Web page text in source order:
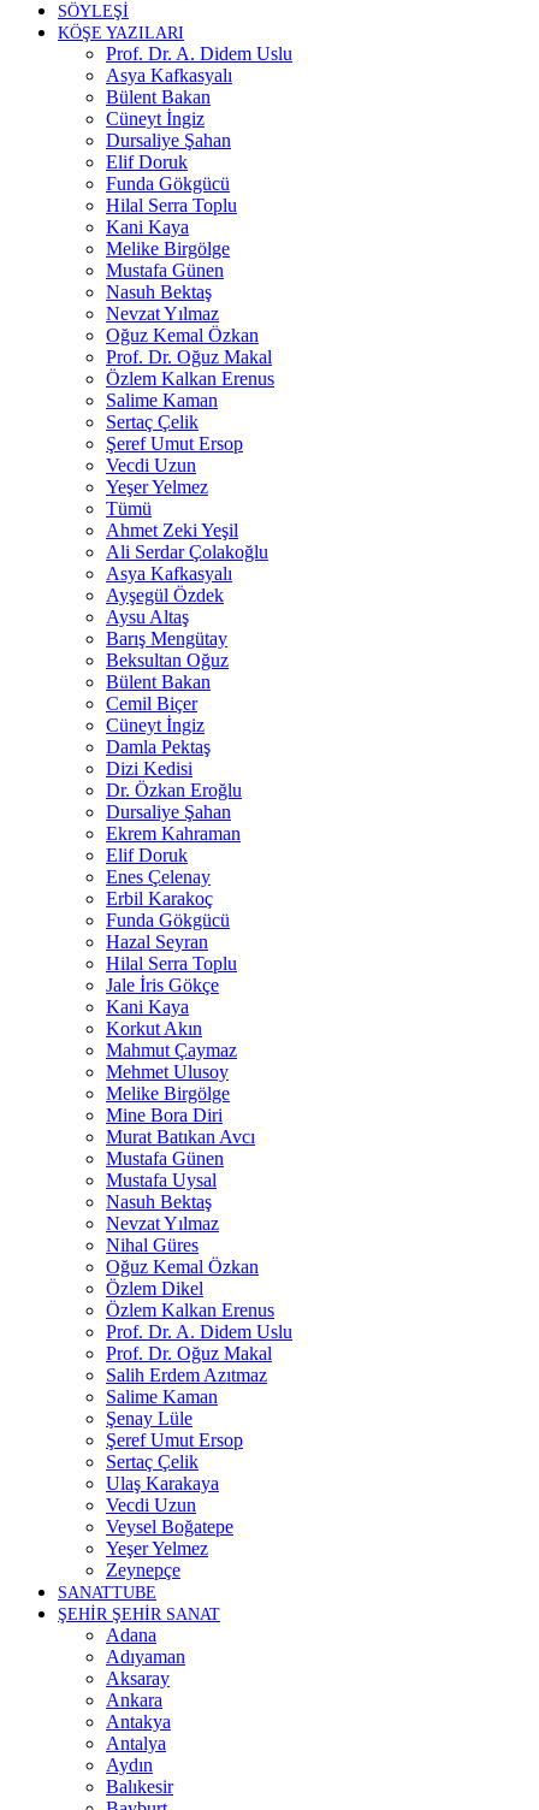
SÖYLEŞİ
KÖŞE YAZILARI
Prof. Dr. A. Didem Uslu
Asya Kafkasyalı
Bülent Bakan
Cüneyt İngiz
Dursaliye Şahan
Elif Doruk
Funda Gökgücü
Hilal Serra Toplu
Kani Kaya
Melike Birgölge
Mustafa Günen
Nasuh Bektaş
Nevzat Yılmaz
Oğuz Kemal Özkan
Prof. Dr. Oğuz Makal
Özlem Kalkan Erenus
Salime Kaman
Sertaç Çelik
Şeref Umut Ersop
Vecdi Uzun
Yeşer Yelmez
Tümü
Ahmet Zeki Yeşil
Ali Serdar Çolakoğlu
Asya Kafkasyalı
Ayşegül Özdek
Aysu Altaş
Barış Mengütay
Beksultan Oğuz
Bülent Bakan
Cemil Biçer
Cüneyt İngiz
Damla Pektaş
Dizi Kedisi
Dr. Özkan Eroğlu
Dursaliye Şahan
Ekrem Kahraman
Elif Doruk
Enes Çelenay
Erbil Karakoç
Funda Gökgücü
Hazal Seyran
Hilal Serra Toplu
Jale İris Gökçe
Kani Kaya
Korkut Akın
Mahmut Çaymaz
Mehmet Ulusoy
Melike Birgölge
Mine Bora Diri
Murat Batıkan Avcı
Mustafa Günen
Mustafa Uysal
Nasuh Bektaş
Nevzat Yılmaz
Nihal Güres
Oğuz Kemal Özkan
Özlem Dikel
Özlem Kalkan Erenus
Prof. Dr. A. Didem Uslu
Prof. Dr. Oğuz Makal
Salih Erdem Azıtmaz
Salime Kaman
Şenay Lüle
Şeref Umut Ersop
Sertaç Çelik
Ulaş Karakaya
Vecdi Uzun
Veysel Boğatepe
Yeşer Yelmez
Zeynepçe
SANATTUBE
ŞEHİR ŞEHİR SANAT
Adana
Adıyaman
Aksaray
Ankara
Antakya
Antalya
Aydın
Balıkesir